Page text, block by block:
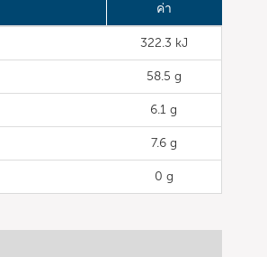
ค่า
322.3 kJ
58.5 g
6.1 g
7.6 g
0 g